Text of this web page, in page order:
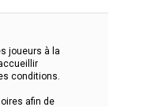
joueurs à la
conditions.
afin de